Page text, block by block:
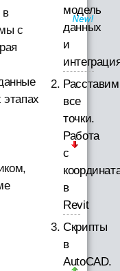
в
с
модель
данных
и
Расставим
все
точки.
Работа
с
в
Revit
Скрипты
в
AutoCAD.